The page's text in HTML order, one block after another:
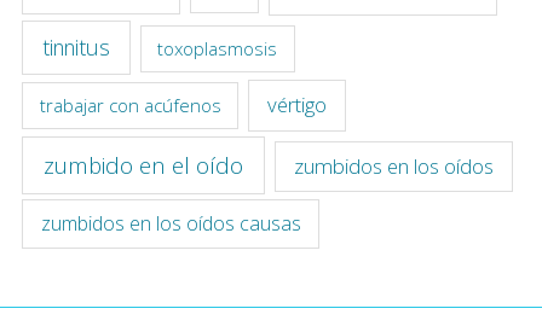
tinnitus toxoplasmosis
trabajar con acúfenos vértigo
zumbido en el oído zumbidos en los oídos
zumbidos en los oídos causas